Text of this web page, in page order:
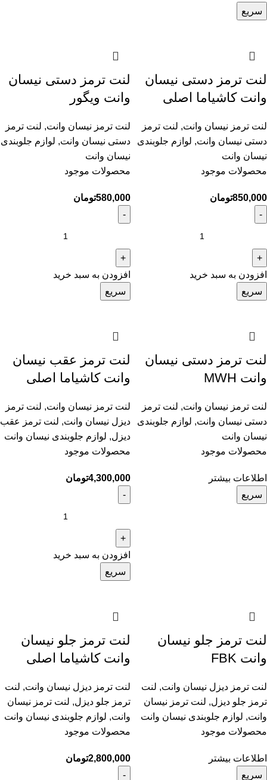
سریع
لنت ترمز دستی نیسان
وانت کاشیاما اصلی
لنت ترمز نیسان وانت, لنت ترمز
دستی نیسان وانت, لوازم جلوبندی
نیسان وانت
محصولات موجود
850,000تومان
افزودن به سبد خرید
سریع
لنت ترمز دستی نیسان
وانت ویگور
لنت ترمز نیسان وانت, لنت ترمز
دستی نیسان وانت, لوازم جلوبندی
نیسان وانت
محصولات موجود
580,000تومان
افزودن به سبد خرید
سریع
لنت ترمز دستی نیسان
وانت MWH
لنت ترمز نیسان وانت, لنت ترمز
دستی نیسان وانت, لوازم جلوبندی
نیسان وانت
محصولات موجود
اطلاعات بیشتر
سریع
لنت ترمز عقب نیسان
وانت کاشیاما اصلی
لنت ترمز نیسان وانت, لنت ترمز
دیزل نیسان وانت, لنت ترمز عقب
دیزل, لوازم جلوبندی نیسان وانت
محصولات موجود
4,300,000تومان
افزودن به سبد خرید
سریع
لنت ترمز جلو نیسان
وانت FBK
لنت ترمز دیزل نیسان وانت, لنت
ترمز جلو دیزل, لنت ترمز نیسان
وانت, لوازم جلوبندی نیسان وانت
محصولات موجود
اطلاعات بیشتر
سریع
لنت ترمز جلو نیسان
وانت کاشیاما اصلی
لنت ترمز دیزل نیسان وانت, لنت
ترمز جلو دیزل, لنت ترمز نیسان
وانت, لوازم جلوبندی نیسان وانت
محصولات موجود
2,800,000تومان